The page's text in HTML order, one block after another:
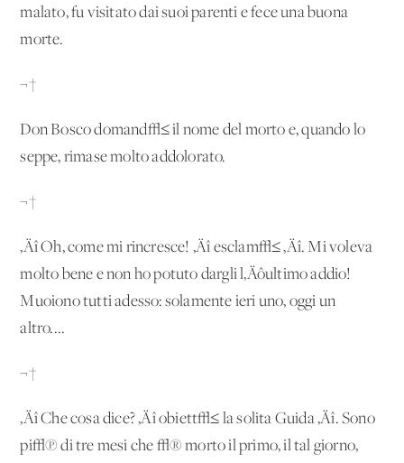
malato, fu visitato dai suoi parenti e fece una buona
morte.
¬†
Don Bosco domand√≤ il nome del morto e, quando lo
seppe, rimase molto addolorato.
¬†
‚Äî Oh, come mi rincresce! ‚Äî esclam√≤ ‚Äî. Mi voleva
molto bene e non ho potuto dargli l‚Äôultimo addio!
Muoiono tutti adesso: solamente ieri uno, oggi un
altro....
¬†
‚Äî Che cosa dice? ‚Äî obiett√≤ la solita Guida ‚Äî. Sono
pi√π di tre mesi che √® morto il primo, il tal giorno,